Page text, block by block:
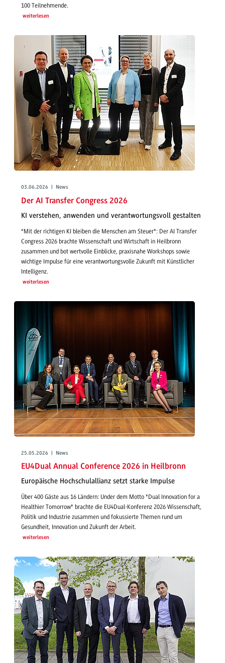
100 Teilnehmende.
weiterlesen
03.06.2026 | News
Der AI Transfer Congress 2026
KI verstehen, anwenden und verantwortungsvoll gestalten
"Mit der richtigen KI bleiben die Menschen am Steuer": Der AI Transfer
Congress 2026 brachte Wissenschaft und Wirtschaft in Heilbronn
zusammen und bot wertvolle Einblicke, praxisnahe Workshops sowie
wichtige Impulse für eine verantwortungsvolle Zukunft mit Künstlicher
Intelligenz.
weiterlesen
25.05.2026 | News
EU4Dual Annual Conference 2026 in Heilbronn
Europäische Hochschulallianz setzt starke Impulse
Über 400 Gäste aus 16 Ländern: Under dem Motto "Dual Innovation for a
Healthier Tomorrow" brachte die EU4Dual-Konferenz 2026 Wissenschaft,
Politik und Industrie zusammen und fokussierte Themen rund um
Gesundheit, Innovation und Zukunft der Arbeit.
weiterlesen